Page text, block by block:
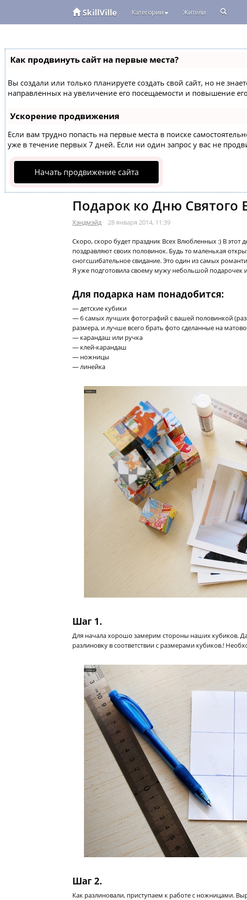
SkillVille Категории Жители
Как продвинуть сайт на первые места?
Вы создали или только планируете создать свой сайт, но не
направленных на увеличение его посещаемости и повышение
Ускорение продвижения
Если вам трудно попасть на первые места в поиске
уже в течение первых 7 дней. Если ни один запрос у вас не
Начать продвижение сайта
Подарок ко Дню Святого
Хэндмэйд 28 января 2014, 11:39
Скоро, скоро будет праздник Всех Влюбленных :) В
поздравляют своих половинок. Будь то маленькая
сногсшибательное свидание. Это один из самых
Я уже подготовила своему мужу небольшой подарочек
Для подарка нам понадобится:
— детские кубики
— 6 самых лучших фотографий с вашей половинкой
размера, и лучше всего брать фото сделанные на
— карандаш или ручка
— клей-карандаш
— ножницы
— линейка
Шаг 1.
Для начала хорошо замерим стороны наших кубиков.
разлиновку в соответствии с размерами кубиков.!
Шаг 2.
Как разлиновали, приступаем к работе с ножницами.